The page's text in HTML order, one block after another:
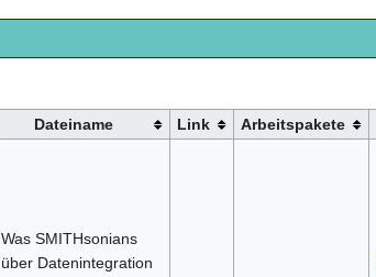
Dateiname Link Arbeitspakete
Was SMITHsonians
über Datenintegration